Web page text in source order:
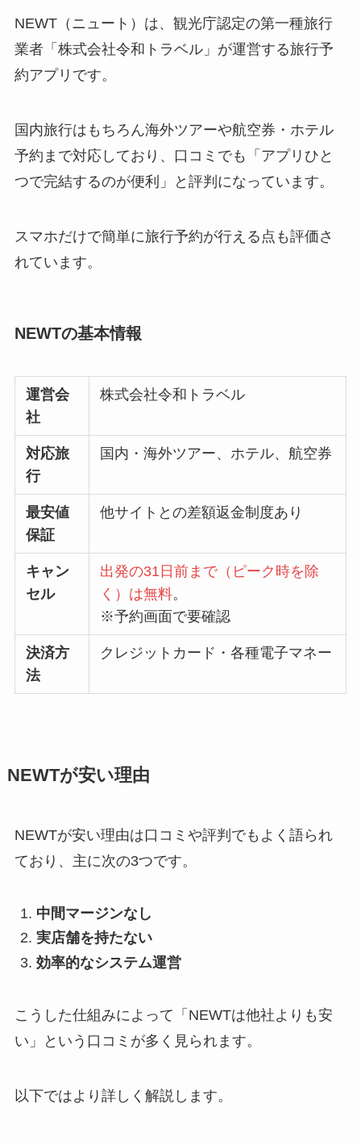
NEWT（ニュート）は、観光庁認定の第一種旅行
業者「株式会社令和トラベル」が運営する旅行予
約アプリです。
国内旅行はもちろん海外ツアーや航空券・ホテル
予約まで対応しており、口コミでも「アプリひと
つで完結するのが便利」と評判になっています。
スマホだけで簡単に旅行予約が行える点も評価さ
れています。
NEWTの基本情報
運営会
社
株式会社令和トラベル
対応旅
行
国内・海外ツアー、ホテル、航空券
最安値
保証
他サイトとの差額返金制度あり
キャン
セル
出発の31日前まで（ピーク時を除
く）は無料。
※予約画面で要確認
決済方
法
クレジットカード・各種電子マネー
NEWTが安い理由
NEWTが安い理由は口コミや評判でもよく語られ
ており、主に次の3つです。
中間マージンなし
実店舗を持たない
効率的なシステム運営
こうした仕組みによって「NEWTは他社よりも安
い」という口コミが多く見られます。
以下ではより詳しく解説します。